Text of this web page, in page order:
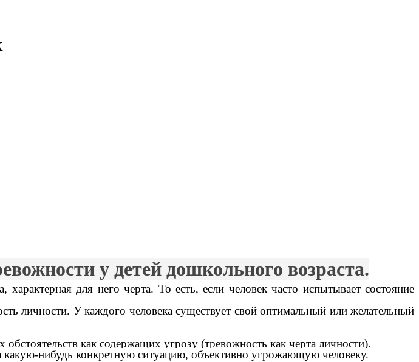
у детей дошкольного возраста.
характерная для него черта. То есть, если человек часто испытывает состояние
личности. У каждого человека существует свой оптимальный или желательный
как содержащих угрозу (тревожность как черта личности).
какую-нибудь конкретную ситуацию, объективно угрожающую человеку.